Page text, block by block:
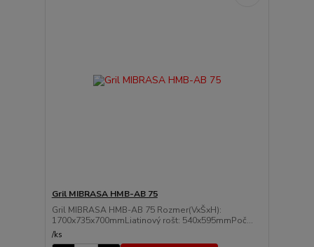
Gril MIBRASA HMB-AB 75
Gril MIBRASA HMB-AB 75 Rozmer(VxŠxH):
1700x735x700mmLiatinový rošt: 540x595mmPoč...
/ks